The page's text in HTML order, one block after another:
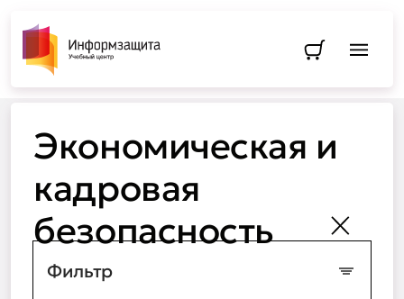
Перейти
Экономическая и
кадровая
безопасность
Фильтр